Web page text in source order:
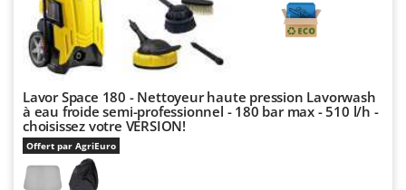
Pramac
Prismafood
R
R.G.V.
Rato
Reber
Redback
Lavor Space 180 - Nettoyeur haute pression Lavorwash
à eau froide semi-professionnel - 180 bar max - 510 l/h -
choisissez votre VERSION!
Offert par AgriEuro